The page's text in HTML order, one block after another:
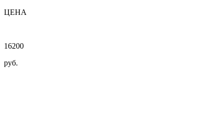
ЦЕНА
16200
руб.